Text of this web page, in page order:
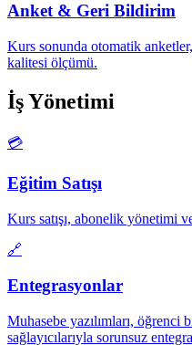
Anket & Geri Bildirim
Kurs sonunda otomatik
kalitesi ölçümü.
İş Yönetimi
💳
Eğitim Satışı
Kurs satışı, abonelik yönetimi
🔗
Entegrasyonlar
Muhasebe yazılımları, öğrenci
sağlayıcılarıyla sorunsuz